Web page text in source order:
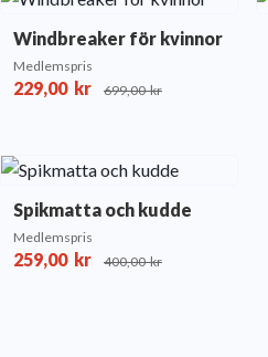
Windbreaker för kvinnor
Medlemspris
229,00 kr 699,00kr
Spikmatta och kudde
Medlemspris
259,00 kr 400,00kr